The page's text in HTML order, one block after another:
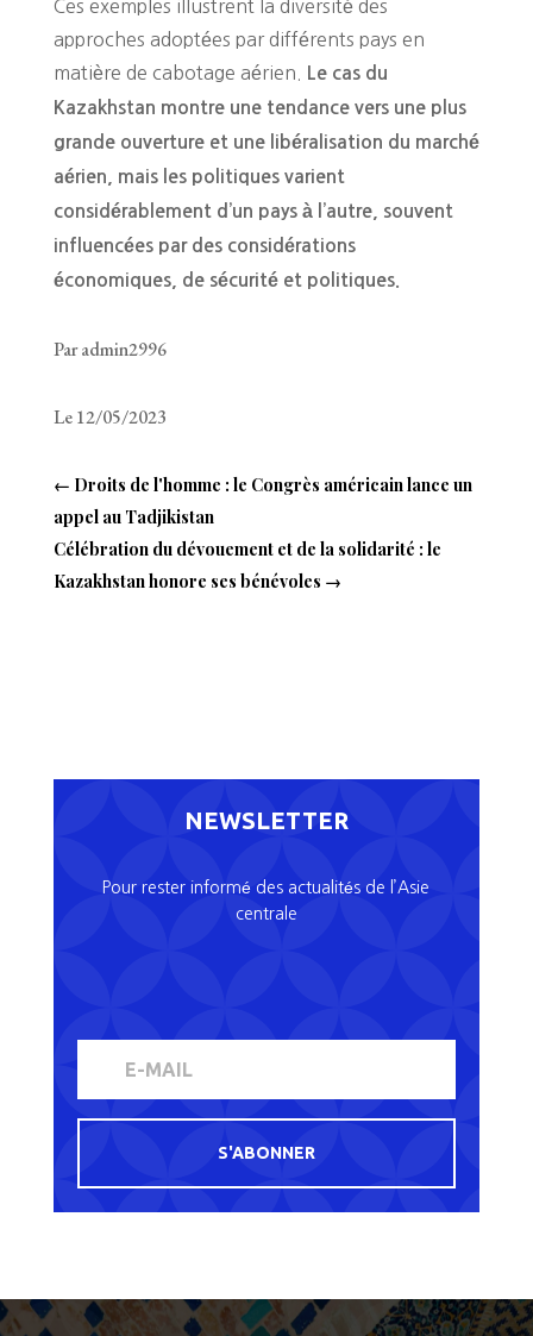
Ces exemples illustrent la diversité des
approches adoptées par différents pays en
matière de cabotage aérien.
Le cas du
Kazakhstan montre une tendance vers une plus
grande ouverture et une libéralisation du marché
aérien, mais les politiques varient
considérablement d’un pays à l’autre, souvent
influencées par des considérations
économiques, de sécurité et politiques.
Par admin2996
Le 12/05/2023
← Droits de l'homme : le Congrès américain lance un
appel au Tadjikistan
Célébration du dévouement et de la solidarité : le
Kazakhstan honore ses bénévoles →
NEWSLETTER
Pour rester informé des actualités de l’Asie
centrale
S'ABONNER